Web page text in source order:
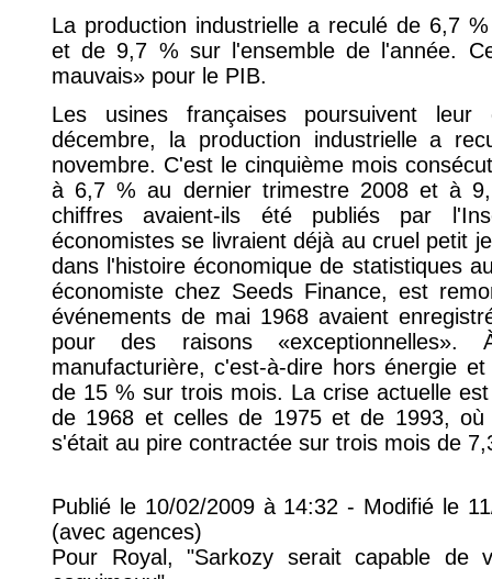
La production industrielle a reculé de 6,7
et de 9,7 % sur l'ensemble de l'année.
mauvais» pour le PIB.
Les usines françaises poursuivent
décembre, la production industrielle a
novembre. C'est le cinquième mois
à 6,7 % au dernier trimestre 2008 et à
chiffres avaient-ils été publiés par
économistes se livraient déjà au cruel petit
dans l'histoire économique de statistiques
économiste chez Seeds Finance, est
événements de mai 1968 avaient
pour des raisons «exceptionnelles».
manufacturière, c'est-à-dire hors énergie
de 15 % sur trois mois. La crise actuelle
de 1968 et celles de 1975 et de 1993, où
s'était au pire contractée sur trois mois de
Publié le 10/02/2009 à 14:32 - Modifié le
(avec agences)
Pour Royal, "Sarkozy serait capable de